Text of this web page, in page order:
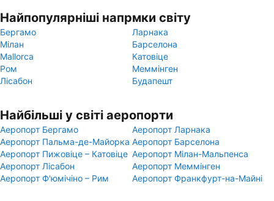
Найпопулярніші напрмки світу
Бергамо
Ларнака
Мілан
Барселона
Mallorca
Катовіце
Ром
Меммінген
Лісабон
Будапешт
Найбільші у світі аеропорти
Аеропорт Бергамо
Аеропорт Ларнака
Аеропорт Пальма-де-Майорка Аеропорт Барселона
Аеропорт Пижовіце – Катовіце Аеропорт Мілан-Мальпенса
Аеропорт Лісабон
Аеропорт Меммінген
Аеропорт Ф'юмічіно – Рим
Аеропорт Франкфурт-на-Майні